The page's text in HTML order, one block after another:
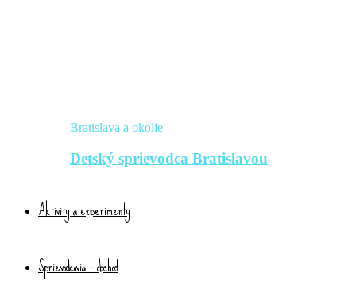
Bratislava a okolie
Detský sprievodca Bratislavou
Aktivity a experimenty
Sprievodcovia – obchod